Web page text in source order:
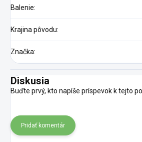
Balenie:
Krajina pôvodu:
Značka:
Diskusia
Buďte prvý, kto napíše príspevok k tejto
Pridať komentár